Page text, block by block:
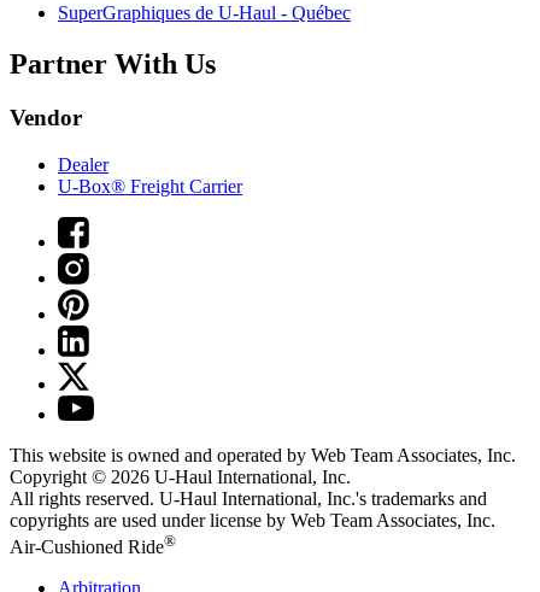
SuperGraphiques de U-Haul - Québec
Partner With Us
Vendor
Dealer
U-Box® Freight Carrier
This website is owned and operated by Web Team Associates, Inc.
Copyright © 2026 U-Haul International, Inc.
All rights reserved. U-Haul International, Inc.'s trademarks and
copyrights are used under license by Web Team Associates, Inc.
Air-Cushioned Ride®